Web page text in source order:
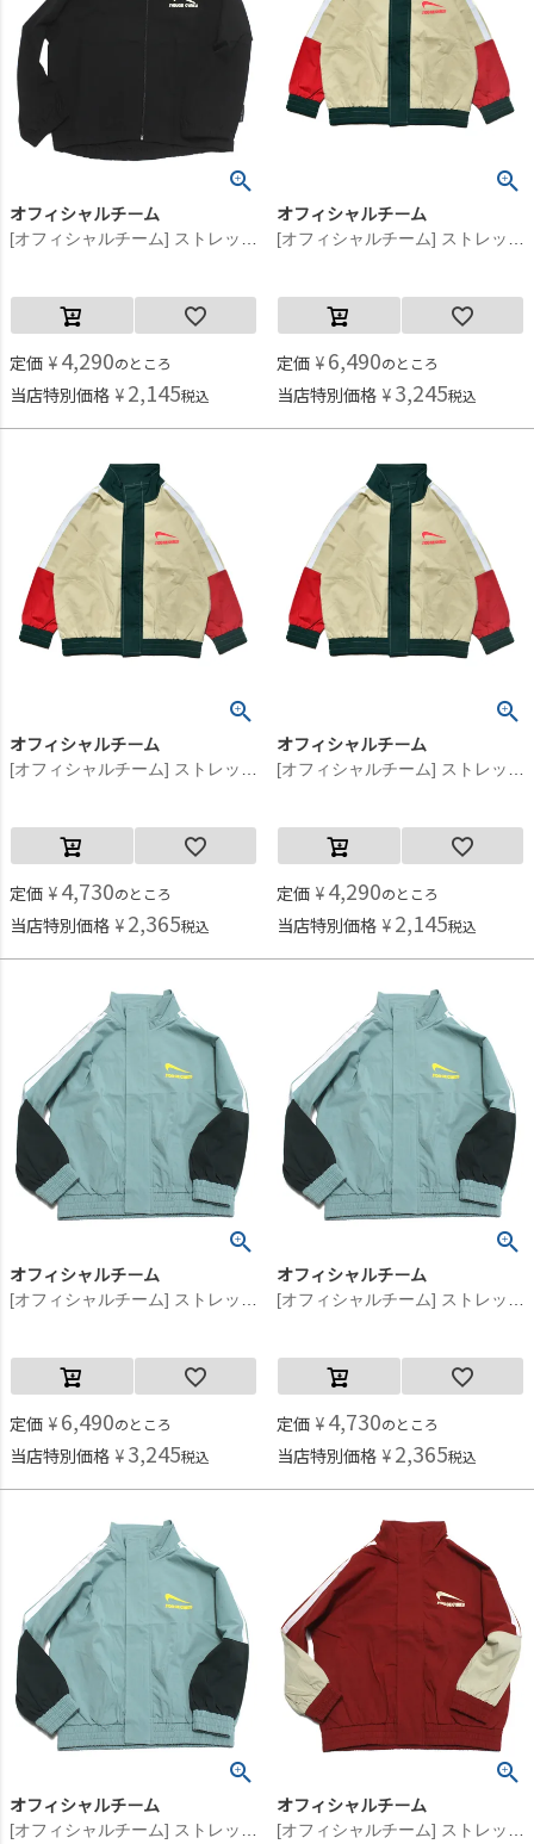
オフィシャルチーム
定価 ¥ 4,290のところ
当店特別価格 ¥ 2,145税込
オフィシャルチーム
定価 ¥ 6,490のところ
当店特別価格 ¥ 3,245税込
オフィシャルチーム
定価 ¥ 4,730のところ
当店特別価格 ¥ 2,365税込
オフィシャルチーム
定価 ¥ 4,290のところ
当店特別価格 ¥ 2,145税込
オフィシャルチーム
定価 ¥ 6,490のところ
当店特別価格 ¥ 3,245税込
オフィシャルチーム
定価 ¥ 4,730のところ
当店特別価格 ¥ 2,365税込
オフィシャルチーム オフィシャルチーム